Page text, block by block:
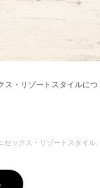
ス・リゾートスタイルにつ
ックス・リゾートスタイル.